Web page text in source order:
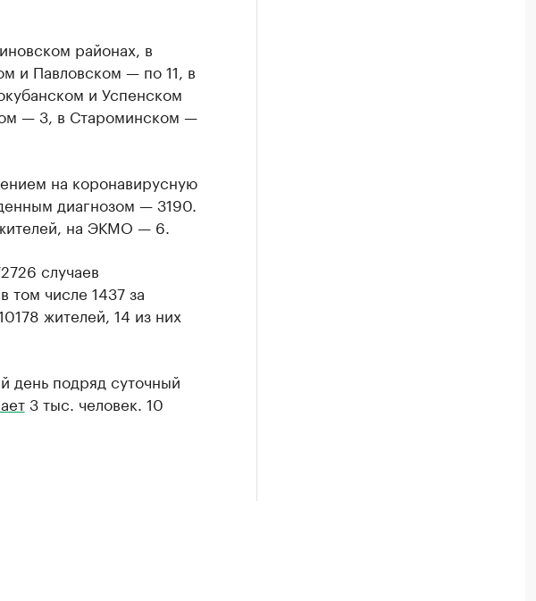
районах, в
и Павловском — по 11, в
и Успенском
— 3, в Староминском —
на коронавирусную
диагнозом — 3190.
на ЭКМО — 6.
случаев
том числе 1437 за
жителей, 14 из них
день подряд суточный
3 тыс. человек. 10